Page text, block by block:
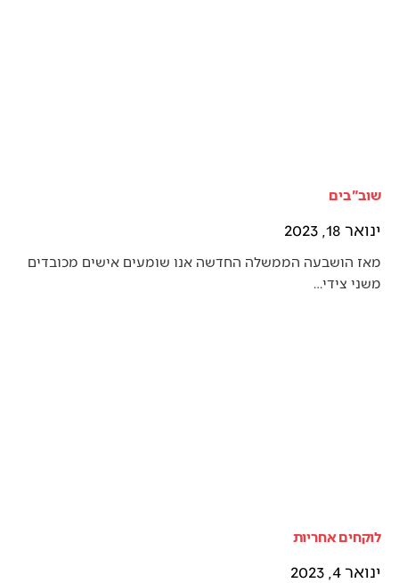
שוב"בים
ינואר 18, 2023
מאז הושבעה הממשלה החדשה אנו שומעים אישים מכובדים
משני צידי…
לוקחים אחריות
ינואר 4, 2023